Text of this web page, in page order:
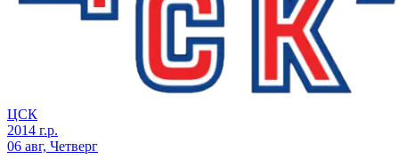
ЦСК
2014 г.р.
06 авг, Четверг